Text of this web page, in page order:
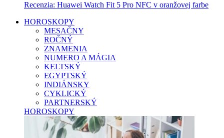
Recenzia: Huawei Watch Fit 5 Pro NFC v oranžovej farbe
HOROSKOPY
MESAČNY
ROČNÝ
ZNAMENIA
NUMERO A MÁGIA
KELTSKÝ
EGYPTSKÝ
INDIÁNSKY
CYKLICKÝ
PARTNERSKÝ
HOROSKOPY